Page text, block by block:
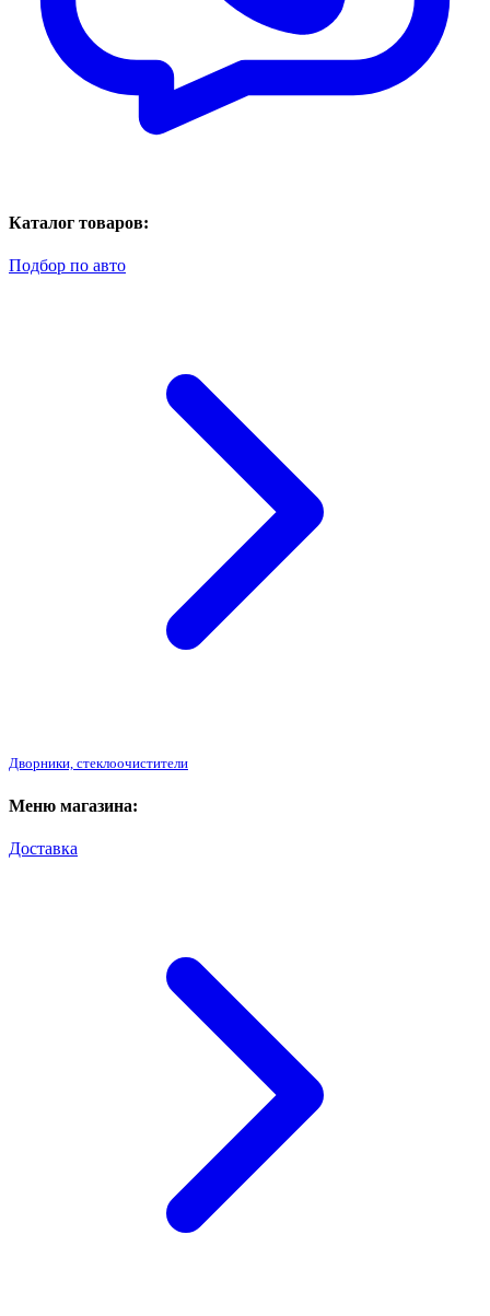
Каталог товаров:
Подбор по авто
Дворники, стеклоочистители
Меню магазина:
Доставка